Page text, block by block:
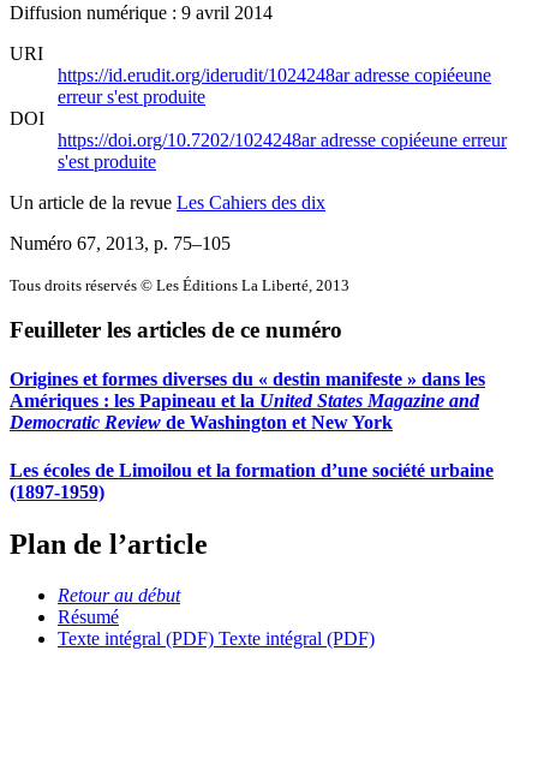
Diffusion numérique : 9 avril 2014
URI
https://id.erudit.org/iderudit/1024248aradresse copiéeune
erreur s'est produite
DOI
https://doi.org/10.7202/1024248aradresse copiéeune erreur
s'est produite
Un article de la revue Les Cahiers des dix
Numéro 67, 2013, p. 75–105
Tous droits réservés © Les Éditions La Liberté, 2013
Feuilleter les articles de ce numéro
Origines et formes diverses du « destin manifeste » dans les
Amériques : les Papineau et la United States Magazine and
Democratic Review de Washington et New York
Les écoles de Limoilou et la formation d’une société urbaine
(1897-1959)
Plan de l’article
Retour au début
Résumé
Texte intégral (PDF) Texte intégral (PDF)